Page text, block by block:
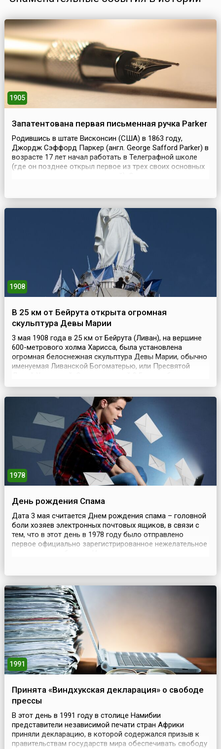
1905
Запатентована первая письменная ручка Parker
Родившись в штате Висконсин (США) в 1863 году,
Джордж Сэффорд Паркер (англ. George Safford Parker) в
возрасте 17 лет начал работать в Телеграфной школе
(где он позднее открыл первое из трех своих основных
1908
В 25 км от Бейрута открыта огромная
скульптура Девы Марии
3 мая 1908 года в 25 км от Бейрута (Ливан), на вершине
600-метрового холма Харисса, была установлена
огромная белоснежная скульптура Девы Марии, обычно
именуемая Ливанской Богоматерью, или Пресвятой
из бронзы во Франции и весит более 10 тонн.
спиралевидной формы, который выглядит как
уменьшенн...
1978
День рождения Спама
Дата 3 мая считается Днем рождения спама – головной
боли хозяев электронных почтовых ящиков, в связи с
тем, что в этот день в 1978 году было отправлено
первое официально зарегистрированное нежелательное
1991
Принята «Виндхукская декларация» о свободе
прессы
В этот день в 1991 году в столице Намибии
представители независимой печати стран Африки
приняли декларацию, в которой содержался призыв к
правительствам государств мира обеспечивать свободу